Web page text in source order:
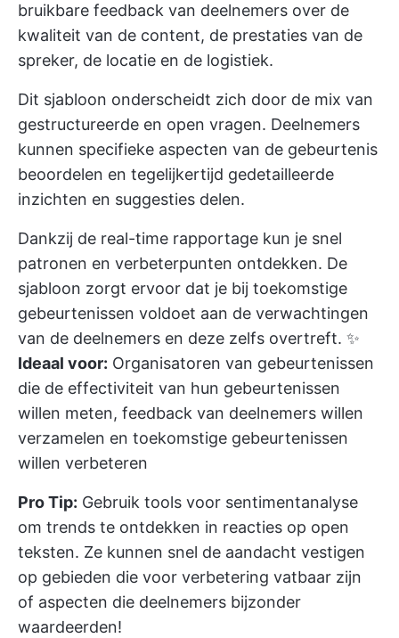
bruikbare feedback van deelnemers over de
kwaliteit van de content, de prestaties van de
spreker, de locatie en de logistiek.
Dit sjabloon onderscheidt zich door de mix van
gestructureerde en open vragen. Deelnemers
kunnen specifieke aspecten van de gebeurtenis
beoordelen en tegelijkertijd gedetailleerde
inzichten en suggesties delen.
Dankzij de real-time rapportage kun je snel
patronen en verbeterpunten ontdekken. De
sjabloon zorgt ervoor dat je bij toekomstige
gebeurtenissen voldoet aan de verwachtingen
van de deelnemers en deze zelfs overtreft. ✨
Ideaal voor: Organisatoren van gebeurtenissen
die de effectiviteit van hun gebeurtenissen
willen meten, feedback van deelnemers willen
verzamelen en toekomstige gebeurtenissen
willen verbeteren
Pro Tip: Gebruik tools voor sentimentanalyse
om trends te ontdekken in reacties op open
teksten. Ze kunnen snel de aandacht vestigen
op gebieden die voor verbetering vatbaar zijn
of aspecten die deelnemers bijzonder
waardeerden!